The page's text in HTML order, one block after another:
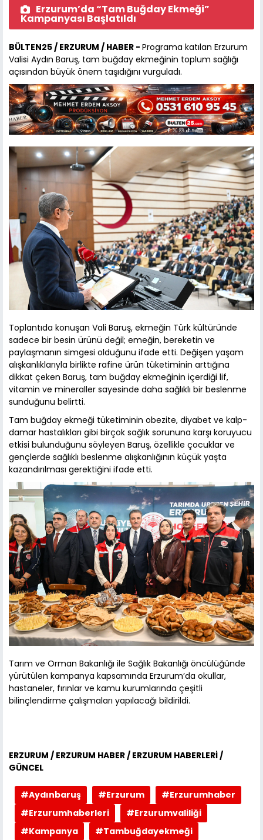
Erzurum’da “Tam Buğday Ekmeği”
Kampanyası Başlatıldı
BÜLTEN25 / ERZURUM / HABER - Programa katılan Erzurum
Valisi Aydın Baruş, tam buğday ekmeğinin toplum sağlığı
açısından büyük önem taşıdığını vurguladı.
Toplantıda konuşan Vali Baruş, ekmeğin Türk kültüründe
sadece bir besin ürünü değil; emeğin, bereketin ve
paylaşmanın simgesi olduğunu ifade etti. Değişen yaşam
alışkanlıklarıyla birlikte rafine ürün tüketiminin arttığına
dikkat çeken Baruş, tam buğday ekmeğinin içerdiği lif,
vitamin ve mineraller sayesinde daha sağlıklı bir beslenme
sunduğunu belirtti.
Tam buğday ekmeği tüketiminin obezite, diyabet ve kalp-
damar hastalıkları gibi birçok sağlık sorununa karşı koruyucu
etkisi bulunduğunu söyleyen Baruş, özellikle çocuklar ve
gençlerde sağlıklı beslenme alışkanlığının küçük yaşta
kazandırılması gerektiğini ifade etti.
Tarım ve Orman Bakanlığı ile Sağlık Bakanlığı öncülüğünde
yürütülen kampanya kapsamında Erzurum’da okullar,
hastaneler, fırınlar ve kamu kurumlarında çeşitli
bilinçlendirme çalışmaları yapılacağı bildirildi.
ERZURUM / ERZURUM HABER / ERZURUM HABERLERİ /
GÜNCEL
#Aydınbaruş #Erzurum
#Erzurumhaber
#Erzurumhaberleri
#Erzurumvaliliği
#Kampanya
#Tambuğdayekmeği